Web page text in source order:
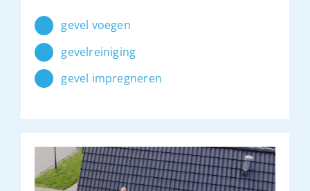
gevel voegen
gevelreiniging
gevel impregneren